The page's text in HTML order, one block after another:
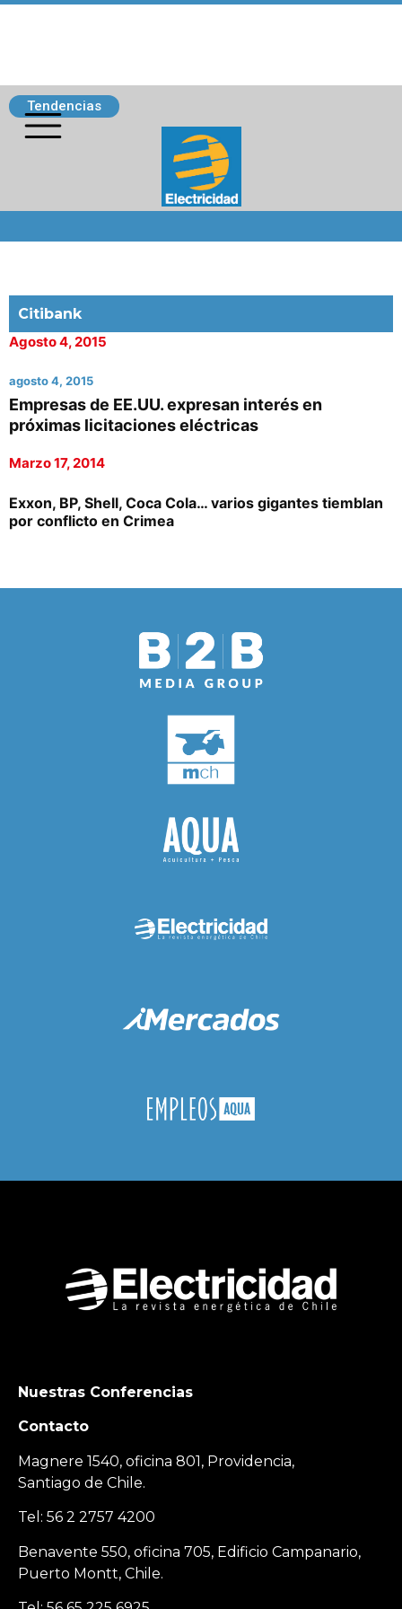
Tendencias
Citibank
Agosto 4, 2015
agosto 4, 2015
Empresas de EE.UU. expresan interés en
próximas licitaciones eléctricas
Marzo 17, 2014
Exxon, BP, Shell, Coca Cola… varios gigantes tiemblan
por conflicto en Crimea
Nuestras Conferencias
Contacto
Magnere 1540, oficina 801, Providencia,
Santiago de Chile.
Tel: 56 2 2757 4200
Benavente 550, oficina 705, Edificio Campanario,
Puerto Montt, Chile.